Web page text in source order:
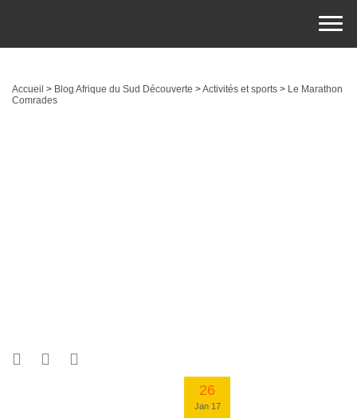
Accueil > Blog Afrique du Sud Découverte >Activités et sports > Le Marathon
Comrades
26
Jan 17